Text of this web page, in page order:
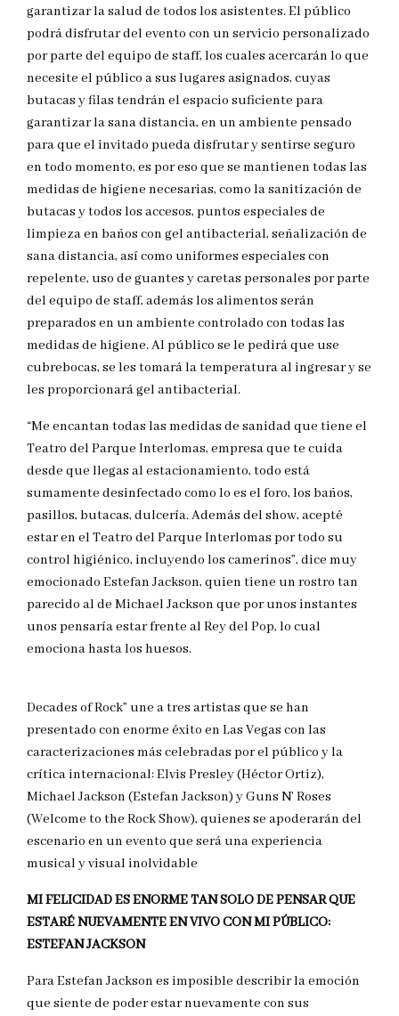
garantizar la salud de todos los asistentes. El público
podrá disfrutar del evento con un servicio personalizado
por parte del equipo de staff, los cuales acercarán lo que
necesite el público a sus lugares asignados, cuyas
butacas y filas tendrán el espacio suficiente para
garantizar la sana distancia, en un ambiente pensado
para que el invitado pueda disfrutar y sentirse seguro
en todo momento, es por eso que se mantienen todas las
medidas de higiene necesarias, como la sanitización de
butacas y todos los accesos, puntos especiales de
limpieza en baños con gel antibacterial, señalización de
sana distancia, así como uniformes especiales con
repelente, uso de guantes y caretas personales por parte
del equipo de staff, además los alimentos serán
preparados en un ambiente controlado con todas las
medidas de higiene. Al público se le pedirá que use
cubrebocas, se les tomará la temperatura al ingresar y se
les proporcionará gel antibacterial.
“Me encantan todas las medidas de sanidad que tiene el
Teatro del Parque Interlomas, empresa que te cuida
desde que llegas al estacionamiento, todo está
sumamente desinfectado como lo es el foro, los baños,
pasillos, butacas, dulcería. Además del show, acepté
estar en el Teatro del Parque Interlomas por todo su
control higiénico, incluyendo los camerinos”, dice muy
emocionado Estefan Jackson, quien tiene un rostro tan
parecido al de Michael Jackson que por unos instantes
unos pensaría estar frente al Rey del Pop, lo cual
emociona hasta los huesos.
Decades of Rock” une a tres artistas que se han
presentado con enorme éxito en Las Vegas con las
caracterizaciones más celebradas por el público y la
crítica internacional: Elvis Presley (Héctor Ortiz),
Michael Jackson (Estefan Jackson) y Guns N’ Roses
(Welcome to the Rock Show), quienes se apoderarán del
escenario en un evento que será una experiencia
musical y visual inolvidable
MI FELICIDAD ES ENORME TAN SOLO DE PENSAR QUE
ESTARÉ NUEVAMENTE EN VIVO CON MI PÚBLICO:
ESTEFAN JACKSON
Para Estefan Jackson es imposible describir la emoción
que siente de poder estar nuevamente con sus